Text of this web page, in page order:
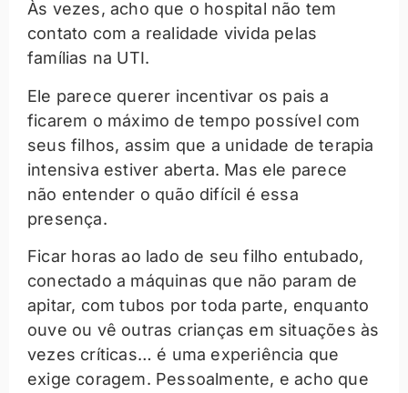
Às vezes, acho que o hospital não tem
contato com a realidade vivida pelas
famílias na UTI.
Ele parece querer incentivar os pais a
ficarem o máximo de tempo possível com
seus filhos, assim que a unidade de terapia
intensiva estiver aberta. Mas ele parece
não entender o quão difícil é essa
presença.
Ficar horas ao lado de seu filho entubado,
conectado a máquinas que não param de
apitar, com tubos por toda parte, enquanto
ouve ou vê outras crianças em situações às
vezes críticas… é uma experiência que
exige coragem. Pessoalmente, e acho que